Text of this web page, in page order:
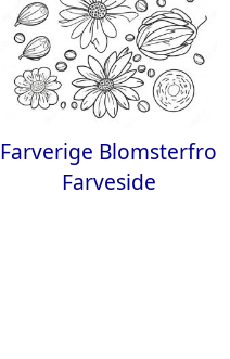
Farverige Blomsterfro
Farveside